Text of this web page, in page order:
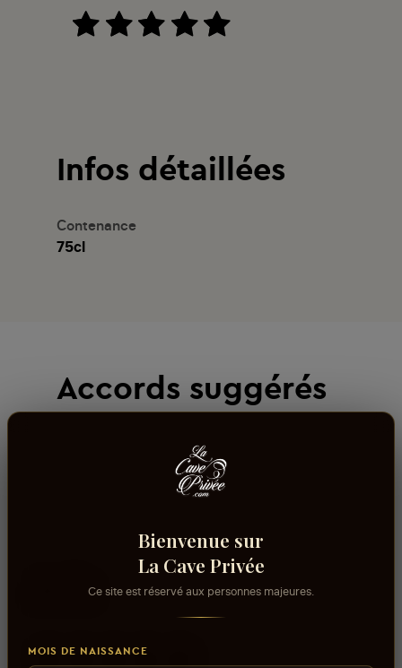
Infos détaillées
Contenance
75cl
Accords suggérés
Avis
Bienvenue sur
La Cave Privée
Ce site est réservé aux personnes majeures.
MOIS DE NAISSANCE